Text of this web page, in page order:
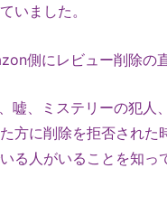
いました。
側にレビュー削除の
嘘、ミステリーの犯
方に削除を拒否され
る人がいることを知